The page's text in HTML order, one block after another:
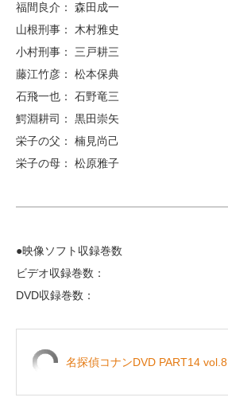
福間良介： 森田成一
山根刑事： 木村雅史
小村刑事： 三戸耕三
藤江竹彦： 松本保典
石飛一也： 石野竜三
鰐淵耕司： 黒田崇矢
栄子の父： 楠見尚己
栄子の母： 松原雅子
●映像ソフト収録巻数
ビデオ収録巻数：
DVD収録巻数：
名探偵コナンDVD PART14 vol.8